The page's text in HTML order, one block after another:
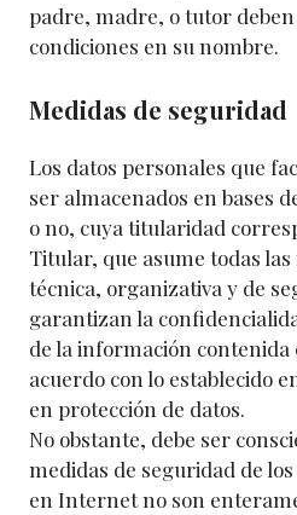
padre, madre, o tutor
condiciones en su nombre.
Medidas de seguridad
Los datos personales que
ser almacenados en bases
o no, cuya titularidad
Titular, que asume todas
técnica, organizativa y de
garantizan la
de la información contenida
acuerdo con lo establecido
en protección de datos.
No obstante, debe ser
medidas de seguridad de
en Internet no son